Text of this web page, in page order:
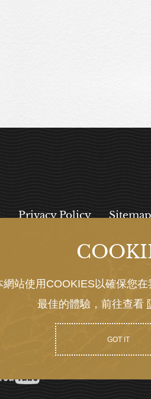
網站使用COOKIES以確保您
最佳的體驗，前往查看
GOT IT
Privacy Policy Sitemap
City, 112027
DESIGNBY GRNET